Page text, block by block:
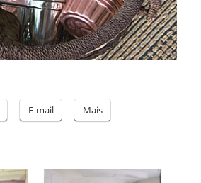
E-mail Mais